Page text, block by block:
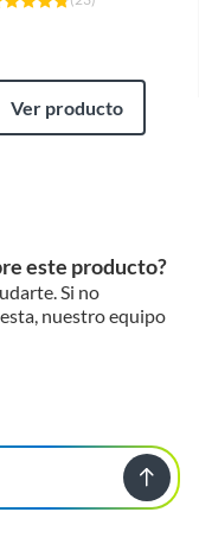
Ver producto
este producto?
Si no
nuestro equipo